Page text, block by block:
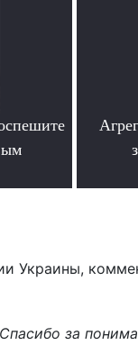
Украины,
Спасибо за